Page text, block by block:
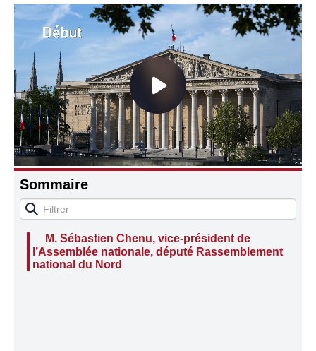
Autres
Sommaire
M. Sébastien Chenu, vice-président de
l’Assemblée nationale, député Rassemblement
national du Nord